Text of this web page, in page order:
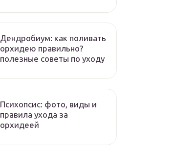
Дендробиум: как поливать
орхидею правильно?
полезные советы по уходу
Психопсис: фото, виды и
правила ухода за
орхидеей